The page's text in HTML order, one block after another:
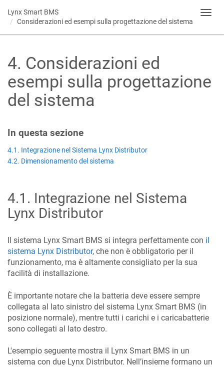
Lynx Smart BMS
Considerazioni ed esempi sulla progettazione del sistema
4. Considerazioni ed
esempi sulla progettazione
del sistema
In questa sezione
4.1. Integrazione nel Sistema Lynx Distributor
4.2. Dimensionamento del sistema
4.1 . Integrazione nel Sistema
Lynx Distributor
Il sistema Lynx Smart BMS si integra perfettamente con il
sistema Lynx Distributor, che non è obbligatorio per il
funzionamento, ma è altamente consigliato per la sua
facilità di installazione.
È importante notare che la batteria deve essere sempre
collegata al lato sinistro del sistema Lynx Smart BMS (in
posizione normale), mentre tutti i carichi e i caricabatterie
sono collegati al lato destro.
L'esempio seguente mostra il Lynx Smart BMS in un
sistema con due Lynx Distributor. Nell’insieme formano un